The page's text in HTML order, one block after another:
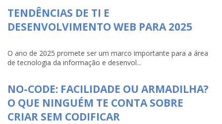
TENDÊNCIAS DE TI E
DESENVOLVIMENTO WEB PARA 2025
O ano de 2025 promete ser um marco importante para a área
de tecnologia da informação e desenvol...
NO-CODE: FACILIDADE OU ARMADILHA?
O QUE NINGUÉM TE CONTA SOBRE
CRIAR SEM CODIFICAR